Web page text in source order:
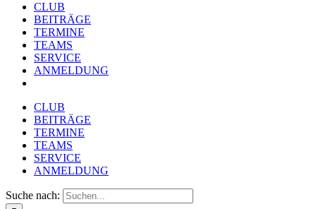
CLUB
BEITRÄGE
TERMINE
TEAMS
SERVICE
ANMELDUNG
CLUB
BEITRÄGE
TERMINE
TEAMS
SERVICE
ANMELDUNG
Suche nach: